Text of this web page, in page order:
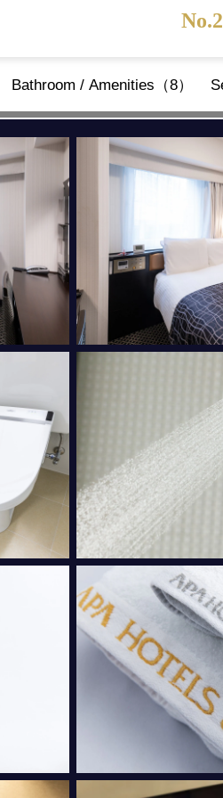
Bathroom / Amenities（8）